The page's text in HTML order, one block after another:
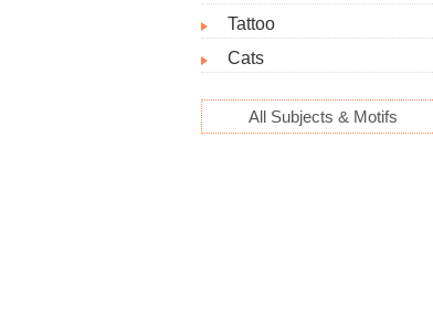
Tattoo
Cats
All Subjects & Motifs